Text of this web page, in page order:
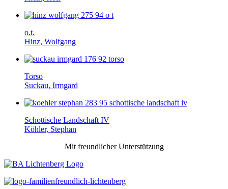
o.t.
Hinz, Wolfgang
Torso
Suckau, Irmgard
Schottische Landschaft IV
Köhler, Stephan
Mit freundlicher Unterstützung